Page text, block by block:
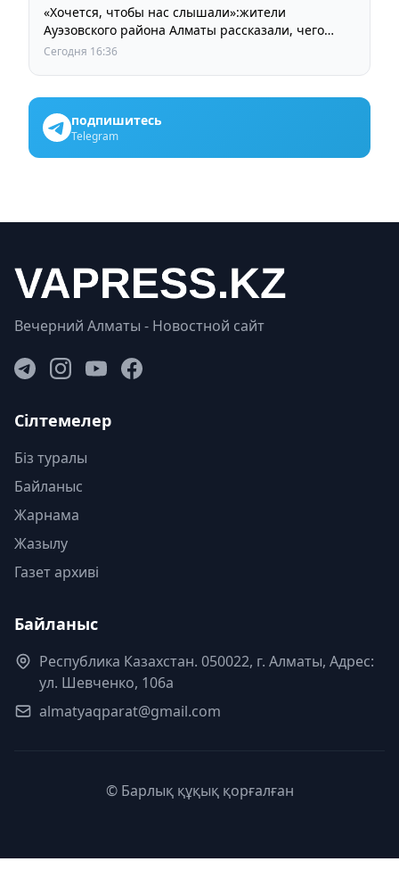
«Хочется, чтобы нас слышали»:жители
Ауэзовского района Алматы рассказали, чего
ждут от выборов депутатов Курултая
Сегодня 16:36
подпишитесь
Telegram
Вечерний Алматы - Новостной сайт
Сілтемелер
Біз туралы
Байланыс
Жарнама
Жазылу
Газет архиві
Байланыс
Республика Казахстан. 050022, г. Алматы, Адрес:
ул. Шевченко, 106а
almatyaqparat@gmail.com
© Барлық құқық қорғалған